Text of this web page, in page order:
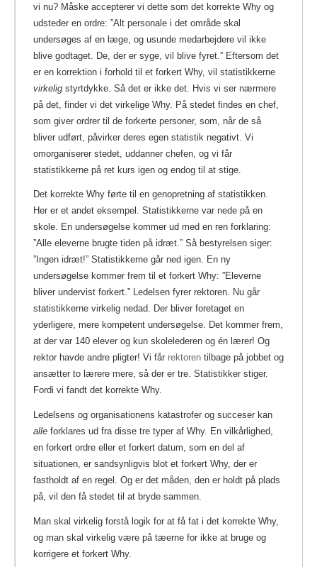
vi nu? Måske accepterer vi dette som det korrekte Why og
udsteder en ordre: ”Alt personale i det område skal
undersøges af en læge, og usunde medarbejdere vil ikke
blive godtaget. De, der er syge, vil blive fyret.” Eftersom det
er en korrektion i forhold til et forkert Why, vil statistikkerne
virkelig styrtdykke. Så det er ikke det. Hvis vi ser nærmere
på det, finder vi det virkelige Why. På stedet findes en chef,
som giver ordrer til de forkerte personer, som, når de så
bliver udført, påvirker deres egen statistik negativt. Vi
omorganiserer stedet, uddanner chefen, og vi får
statistikkerne på ret kurs igen og endog til at stige.
Det korrekte Why førte til en genopretning af statistikken.
Her er et andet eksempel. Statistikkerne var nede på en
skole. En undersøgelse kommer ud med en ren forklaring:
”Alle eleverne brugte tiden på idræt.” Så bestyrelsen siger:
”Ingen idræt!” Statistikkerne går ned igen. En ny
undersøgelse kommer frem til et forkert Why: ”Eleverne
bliver undervist forkert.” Ledelsen fyrer rektoren. Nu går
statistikkerne virkelig nedad. Der bliver foretaget en
yderligere, mere kompetent undersøgelse. Det kommer frem,
at der var 140 elever og kun skolelederen og én lærer! Og
rektor havde andre pligter! Vi får rektoren tilbage på jobbet og
ansætter to lærere mere, så der er tre. Statistikker stiger.
Fordi vi fandt det korrekte Why.
Ledelsens og organisationens katastrofer og succeser kan
alle forklares ud fra disse tre typer af Why. En vilkårlighed,
en forkert ordre eller et forkert datum, som en del af
situationen, er sandsynligvis blot et forkert Why, der er
fastholdt af en regel. Og er det måden, den er holdt på plads
på, vil den få stedet til at bryde sammen.
Man skal virkelig forstå logik for at få fat i det korrekte Why,
og man skal virkelig være på tæerne for ikke at bruge og
korrigere et forkert Why.